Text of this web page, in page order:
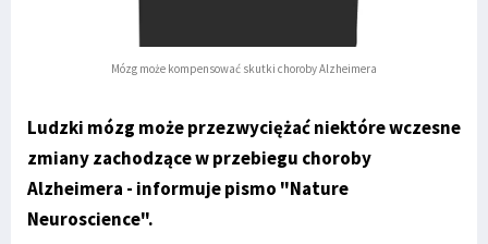
Mózg może kompensować skutki choroby Alzheimera
Ludzki mózg może przezwyciężać niektóre wczesne
zmiany zachodzące w przebiegu choroby
Alzheimera - informuje pismo "Nature
Neuroscience".